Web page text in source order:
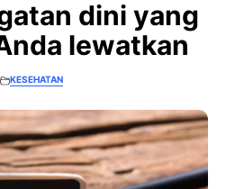
dini yang
lewatkan
KESEHATAN